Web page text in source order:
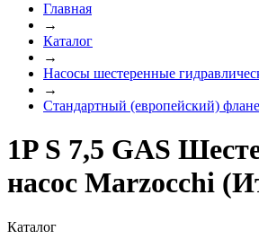
Главная
→
Каталог
→
Насосы шестеренные
→
Стандартный (европейский)
1P S 7,5 GAS
насос Marzocchi
Каталог